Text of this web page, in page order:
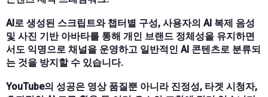
AI로 생성된 스크립트와 챕터별 구성, 사용자의 AI 복제 음성
및 사진 기반 아바타를 통해 개인 브랜드 정체성을 유지하면
서도 익명으로 채널을 운영하고 일반적인 AI 콘텐츠로 분류되
는 것을 방지할 수 있습니다.
YouTube의 성공은 영상 품질뿐 아니라 진정성, 타겟 시청자,